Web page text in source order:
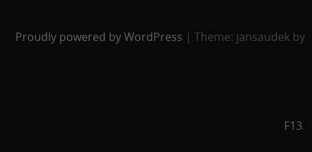
Proudly powered by WordPress | Theme: jansaudek by
F13.